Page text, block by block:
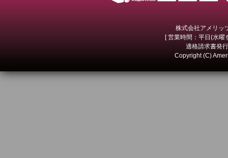
株式会社アメリ
[ 営業時間：平日(水
適格請求書発
Copyright (C)